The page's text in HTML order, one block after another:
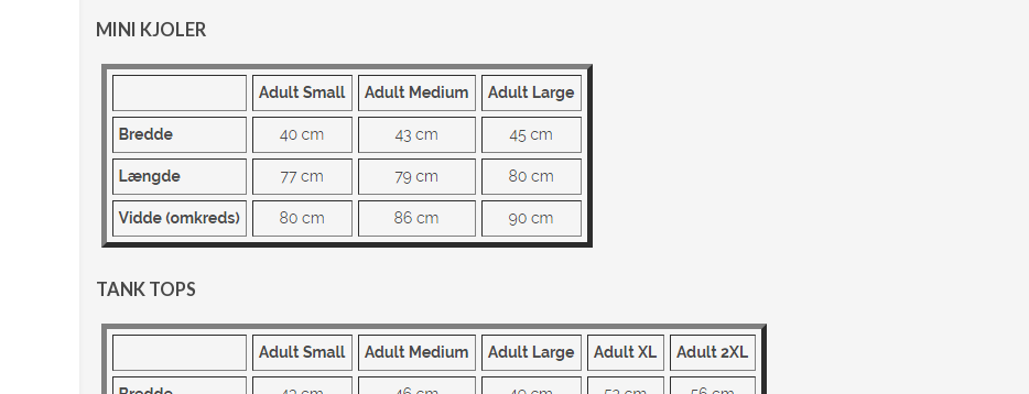
MINI KJOLER
TANK TOPS